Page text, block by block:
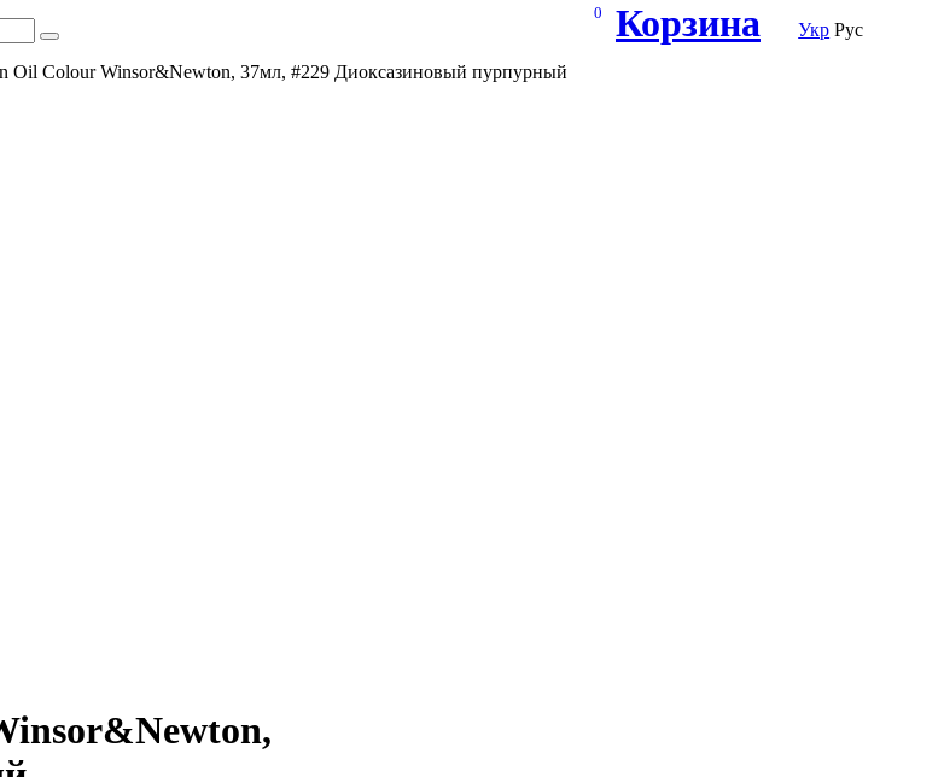
Корзина
0
Укр Рус
Oil Colour Winsor&Newton, 37мл, #229 Диоксазиновый пурпурный